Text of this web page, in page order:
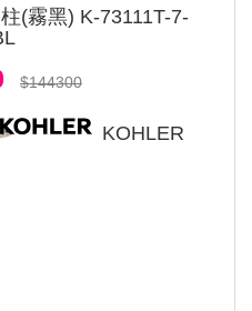
(霧黑) K-73111T-7-
$144300
KOHLER